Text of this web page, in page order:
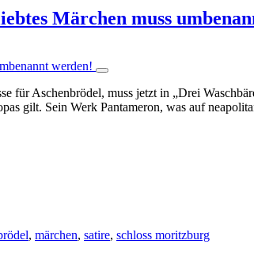
Märchen muss
für Aschenbrödel, muss jetzt in „Drei
gilt. Sein Werk Pantameron, was auf
, märchen, satire, schloss moritzburg